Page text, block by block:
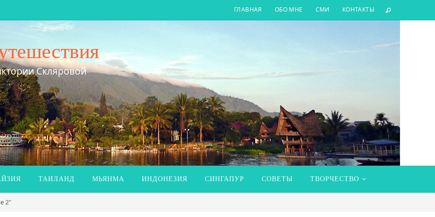
ГЛАВНАЯ ОБО МНЕ СМИ КОНТАКТЫ
Скляровой
ТАИЛАНД МЬЯНМА ИНДОНЕЗИЯ СИНГАПУР СОВЕТЫ ТВОРЧЕСТВО
2"